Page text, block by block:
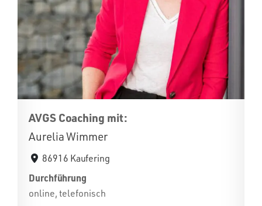
AVGS Coaching mit:
Aurelia Wimmer
86916 Kaufering
Durchführung
online, telefonisch